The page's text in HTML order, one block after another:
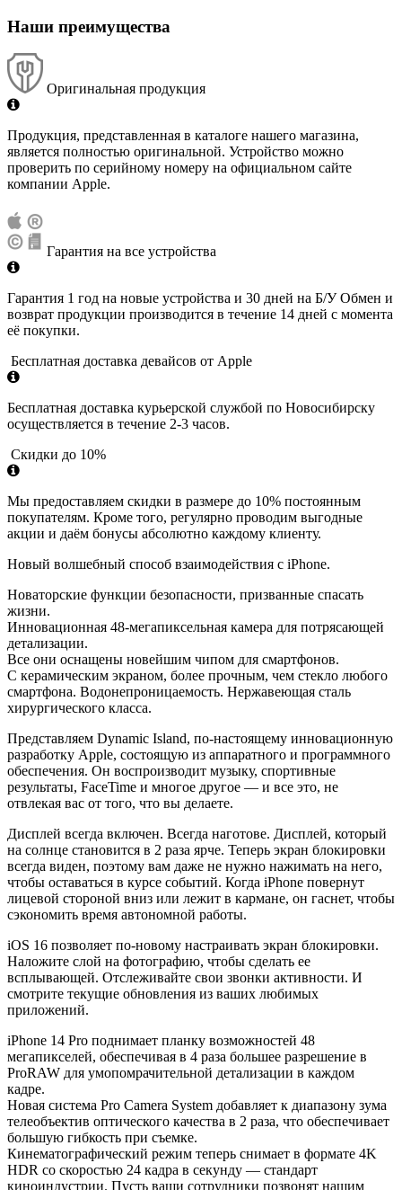
Наши преимущества
Оригинальная продукция
Продукция, представленная в каталоге нашего магазина,
является полностью оригинальной. Устройство можно
проверить по серийному номеру на официальном сайте
компании Apple.
Гарантия на все устройства
Гарантия 1 год на новые устройства и 30 дней на Б/У Обмен и
возврат продукции производится в течение 14 дней с момента
её покупки.
Бесплатная доставка девайсов от Apple
Бесплатная доставка курьерской службой по Новосибирску
осуществляется в течение 2-3 часов.
Скидки до 10%
Мы предоставляем скидки в размере до 10% постоянным
покупателям. Кроме того, регулярно проводим выгодные
акции и даём бонусы абсолютно каждому клиенту.
Новый волшебный способ взаимодействия с iPhone.
Новаторские функции безопасности, призванные спасать
жизни.
Инновационная 48-мегапиксельная камера для потрясающей
детализации.
Все они оснащены новейшим чипом для смартфонов.
С керамическим экраном, более прочным, чем стекло любого
смартфона. Водонепроницаемость. Нержавеющая сталь
хирургического класса.
Представляем Dynamic Island, по-настоящему инновационную
разработку Apple, состоящую из аппаратного и программного
обеспечения. Он воспроизводит музыку, спортивные
результаты, FaceTime и многое другое — и все это, не
отвлекая вас от того, что вы делаете.
Дисплей всегда включен. Всегда наготове. Дисплей, который
на солнце становится в 2 раза ярче. Теперь экран блокировки
всегда виден, поэтому вам даже не нужно нажимать на него,
чтобы оставаться в курсе событий. Когда iPhone повернут
лицевой стороной вниз или лежит в кармане, он гаснет, чтобы
сэкономить время автономной работы.
iOS 16 позволяет по-новому настраивать экран блокировки.
Наложите слой на фотографию, чтобы сделать ее
всплывающей. Отслеживайте свои звонки активности. И
смотрите текущие обновления из ваших любимых
приложений.
iPhone 14 Pro поднимает планку возможностей 48
мегапикселей, обеспечивая в 4 раза большее разрешение в
ProRAW для умопомрачительной детализации в каждом
кадре.
Новая система Pro Camera System добавляет к диапазону зума
телеобъектив оптического качества в 2 раза, что обеспечивает
большую гибкость при съемке.
Кинематографический режим теперь снимает в формате 4K
HDR со скоростью 24 кадра в секунду — стандарт
киноиндустрии. Пусть ваши сотрудники позвонят нашим